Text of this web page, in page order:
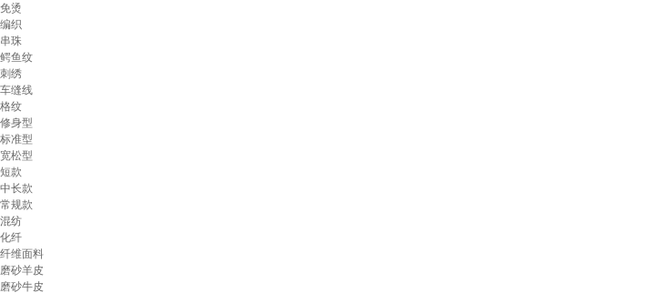
免烫
编织
串珠
鳄鱼纹
刺绣
车缝线
格纹
修身型
标准型
宽松型
短款
中长款
常规款
混纺
化纤
纤维面料
磨砂羊皮
磨砂牛皮